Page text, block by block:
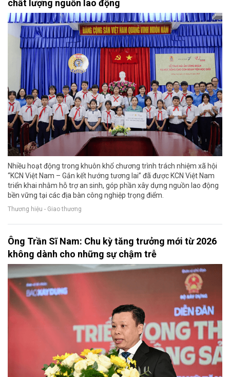
chất lượng nguồn lao động
Nhiều hoạt động trong khuôn khổ chương trình trách nhiệm xã hội
“KCN Việt Nam – Gắn kết hướng tương lai” đã được KCN Việt Nam
triển khai nhằm hỗ trợ an sinh, góp phần xây dựng nguồn lao động
bền vững tại các địa bàn công nghiệp trọng điểm.
Thương hiệu - Giao thương
Ông Trần Sĩ Nam: Chu kỳ tăng trưởng mới từ 2026
không dành cho những sự chậm trễ